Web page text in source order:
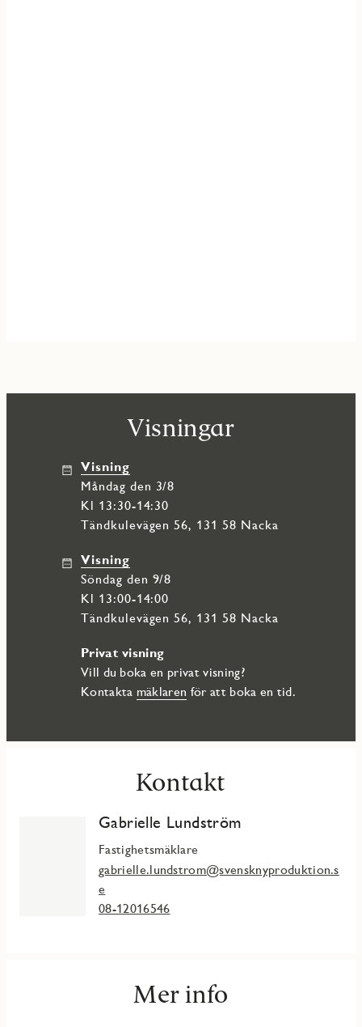
Visningar
Visning
måndag den 3/8
Kl 13:30-14:30
Tändkulevägen 56, 131 58 Nacka
Visning
söndag den 9/8
Kl 13:00-14:00
Tändkulevägen 56, 131 58 Nacka
Privat visning
Vill du boka en privat visning?
Kontakta mäklaren för att boka en tid.
Kontakt
Gabrielle Lundström
Fastighetsmäklare
gabrielle.lundstrom@svensknyproduktion.s
e
08-12016546
Mer info